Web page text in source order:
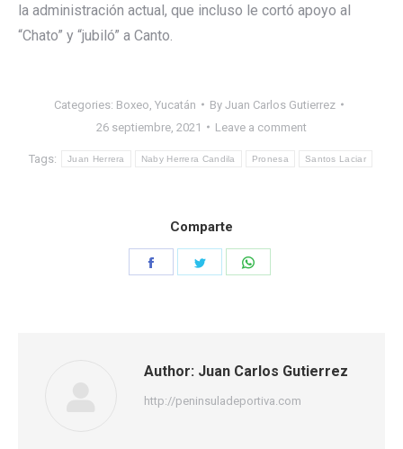
la administración actual, que incluso le cortó apoyo al
“Chato” y “jubiló” a Canto.
Categories: Boxeo Yucatán By Juan Carlos Gutierrez
26 septiembre, 2021
Leave a comment
Tags: Juan Herrera Naby Herrera Candila Pronesa Santos Laciar
Comparte
Share
Author: Juan Carlos Gutierrez
http://peninsuladeportiva.com